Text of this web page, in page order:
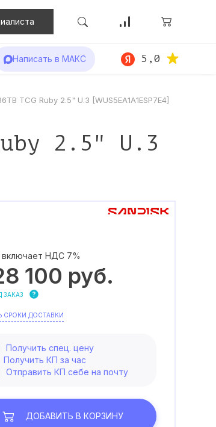
Написать в МАКС 5,0
TCG Ruby 2.5" U.3 [WUS5EA1A1ESP7E4]
2.5" U.3
включает НДС 7%
100 руб.
ЗАКАЗ
СРОКИ ДОСТАВКИ
Получить спец. цену
Получить КП за час
Отправить КП себе на почту
ДОБАВИТЬ В КОРЗИНУ